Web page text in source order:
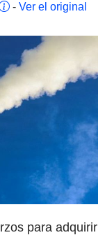
- Ver el original
para adquirir